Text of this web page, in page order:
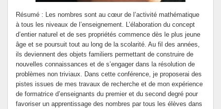
Résumé : Les nombres sont au cœur de l’activité mathématique
à tous les niveaux de l’enseignement. L’élaboration du concept
d’entier naturel et de ses propriétés commence dès le plus jeune
âge et se poursuit tout au long de la scolarité. Au fil des années,
ils deviennent des objets familiers permettant de construire de
nouvelles connaissances et de s’engager dans la résolution de
problèmes non triviaux. Dans cette conférence, je proposerai des
pistes issues de mes travaux de recherche et de mon expérience
de formatrice d’enseignants du premier et du second degré pour
favoriser un apprentissage des nombres par tous les élèves dans